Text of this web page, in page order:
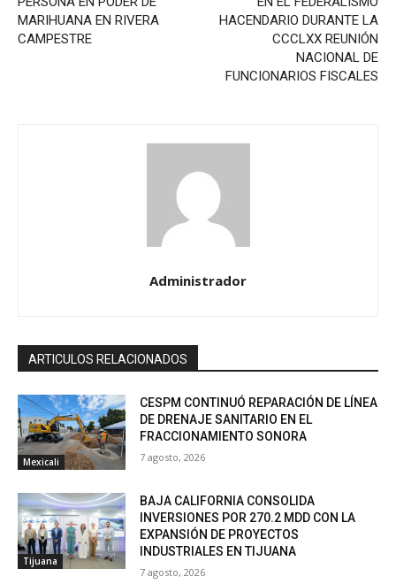
MARIHUANA EN RIVERA
CAMPESTRE
HACENDARIO DURANTE LA
CCCLXX REUNIÓN
NACIONAL DE
FUNCIONARIOS FISCALES
Administrador
ARTICULOS RELACIONADOS
Mexicali
CESPM CONTINUÓ REPARACIÓN DE LÍNEA
DE DRENAJE SANITARIO EN EL
FRACCIONAMIENTO SONORA
7 agosto, 2026
Tijuana
BAJA CALIFORNIA CONSOLIDA
INVERSIONES POR 270.2 MDD CON LA
EXPANSIÓN DE PROYECTOS
INDUSTRIALES EN TIJUANA
7 agosto, 2026